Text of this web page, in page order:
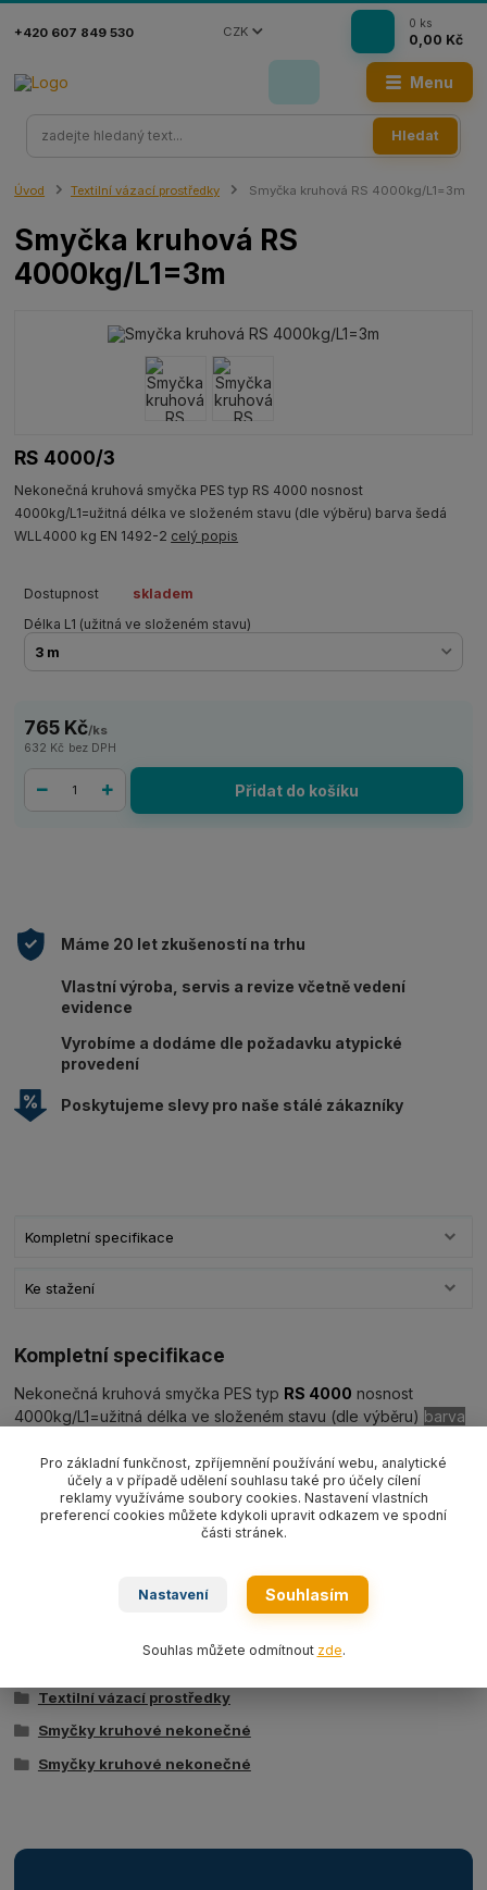
Menu
CZK
Hledat
+420 607 849 530
0 ks
0,00 Kč
Úvod Textilní vázací prostředky Smyčka kruhová RS 4000kg/L1=3m
Smyčka kruhová RS
4000kg/L1=3m
RS 4000/3
Nekonečná kruhová smyčka PES typ RS 4000 nosnost
4000kg/L1=užitná délka ve složeném stavu (dle výběru) barva šedá
WLL4000 kg EN 1492-2 celý popis
Dostupnost
skladem
Délka L1 (užitná ve složeném stavu)
765 Kč/ks
632 Kč bez DPH
Přidat do košíku
Máme 20 let zkušeností na trhu
Vlastní výroba, servis a revize včetně vedení
evidence
Vyrobíme a dodáme dle požadavku atypické
provedení
Poskytujeme slevy pro naše stálé zákazníky
Kompletní specifikace
Ke stažení
Kompletní specifikace
Nekonečná kruhová smyčka PES typ RS 4000 nosnost
4000kg/L1=užitná délka ve složeném stavu (dle výběru) barva
Tabulka nosností - kruhové smyčky typ BRS
Zboží zařazeno v kategoriích
Textilní vázací prostředky
Smyčky kruhové nekonečné
Smyčky kruhové nekonečné
Pro základní funkčnost, zpříjemnění používání webu, analytické
účely a v případě udělení souhlasu také pro účely cílení
reklamy využíváme soubory cookies. Nastavení vlastních
preferencí cookies můžete kdykoli upravit odkazem ve spodní
části stránek.
Nastavení Souhlasím
Souhlas můžete odmítnout zde.